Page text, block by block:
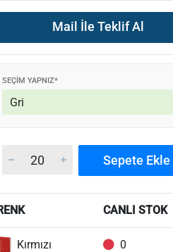
Mail İle Teklif Al
SEÇIM YAPNIZ*
Sepete Ekle
CANLI STOK
Kırmızı 0